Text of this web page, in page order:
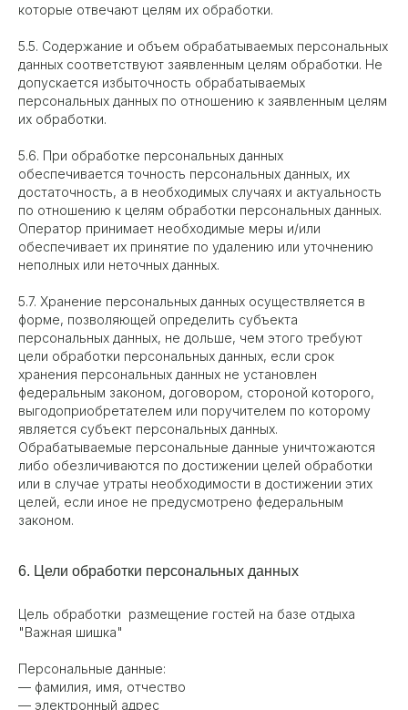
которые отвечают целям их обработки.
5.5. Содержание и объем обрабатываемых персональных
данных соответствуют заявленным целям обработки. Не
допускается избыточность обрабатываемых
персональных данных по отношению к заявленным целям
их обработки.
5.6. При обработке персональных данных
обеспечивается точность персональных данных, их
достаточность, а в необходимых случаях и актуальность
по отношению к целям обработки персональных данных.
Оператор принимает необходимые меры и/или
обеспечивает их принятие по удалению или уточнению
неполных или неточных данных.
5.7. Хранение персональных данных осуществляется в
форме, позволяющей определить субъекта
персональных данных, не дольше, чем этого требуют
цели обработки персональных данных, если срок
хранения персональных данных не установлен
федеральным законом, договором, стороной которого,
выгодоприобретателем или поручителем по которому
является субъект персональных данных.
Обрабатываемые персональные данные уничтожаются
либо обезличиваются по достижении целей обработки
или в случае утраты необходимости в достижении этих
целей, если иное не предусмотрено федеральным
законом.
6. Цели обработки персональных данных
Цель обработки размещение гостей на базе отдыха
"Важная шишка"
Персональные данные:
— фамилия, имя, отчество
— электронный адрес